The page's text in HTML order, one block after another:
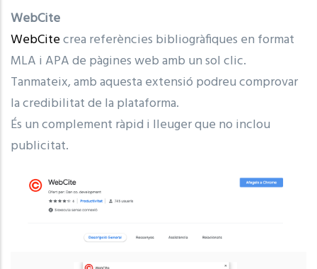
WebCite
WebCitecrea referències bibliogràfiques en format
MLA i APA de pàgines web amb un sol clic.
Tanmateix, amb aquesta extensió podreu comprovar
la credibilitat de la plataforma.
És un complement ràpid i lleuger que no inclou
publicitat.